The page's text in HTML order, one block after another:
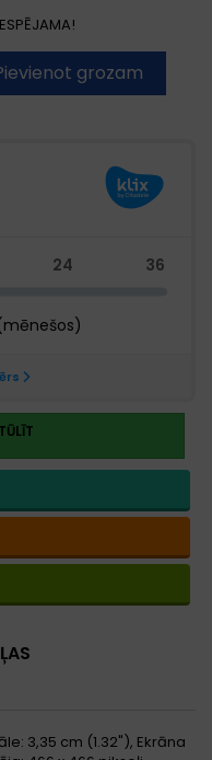
grozam
3,35 cm (1.32"), Ekrāna